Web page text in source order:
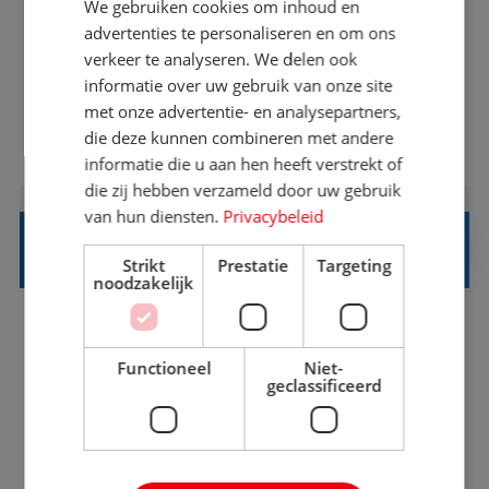
Met jouw ervaring in de reisbranche of
achtergrond in toerisme ben je klaar voor de
volgende stap. Vanaf je stoel reis je de hele
wereld over en speel je moeiteloos in op de
wensen van je team, je klant en wat er in de
reiswereld gebeurt. Met je enthousiasme weet je
klanten te overtuigen om die droomreis te
boeken! ...
BEKIJK VACATURE
REISADVISEUR ALLROUND
Aalsmeer, Noord-Holland, Nederland
33-36 uur
MBO
Een vakantie plannen is het leukste dat er is. Of
het nu voor jezelf is, of voor een ander: jij vindt
We gebruiken cookies om inhoud en
advertenties te personaliseren en om ons
verkeer te analyseren. We delen ook
informatie over uw gebruik van onze site
met onze advertentie- en analysepartners,
die deze kunnen combineren met andere
informatie die u aan hen heeft verstrekt of
die zij hebben verzameld door uw gebruik
van hun diensten. Privacybeleid
Strikt
noodzakelijk
Prestatie Targeting
Functioneel
Niet-
geclassificeerd